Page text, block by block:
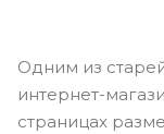
Одним из
интернет-
страницах